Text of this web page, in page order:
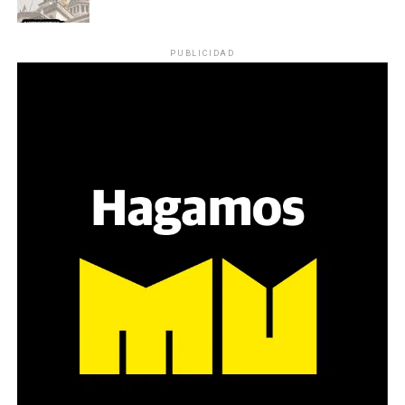
reparten lienzos con los ojos serigrafiados de Agostina.
es a través del interrogante, que puedan encarnar la
pregunta», comparte Gonzalo, de 41 años.
PUBLICIDAD